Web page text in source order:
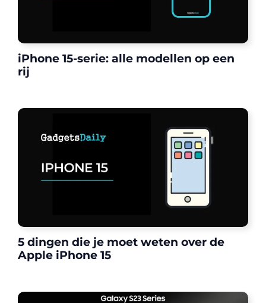
iPhone 15-serie: alle modellen op een
rij
5 dingen die je moet weten over de
Apple iPhone 15